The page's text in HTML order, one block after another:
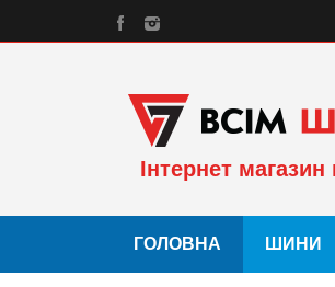
Інтернет
ГОЛОВНА ШИНИ